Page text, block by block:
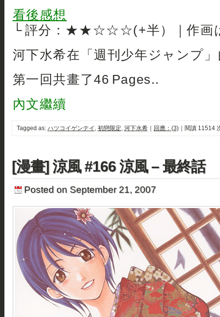
看後感想
└ 評分：★★☆☆☆(+半）｜作画
河下水希在「週刊少年ジャンプ
第一回共畫了46 Pages..
內文繼續
Tagged as: ハツコイゲンテイ , 初戀限定, 河下水希｜ 回應：(3)｜閱讀 11514
[漫畫] 涼風 #166 涼風 – 最終話
Posted on September 21, 2007